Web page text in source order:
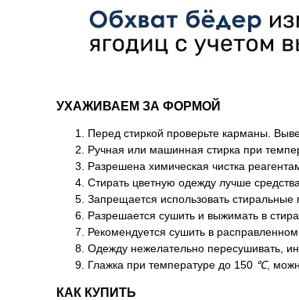
УХАЖИВАЕМ ЗА ФОРМОЙ
Перед стиркой проверьте карманы.
Ручная или машинная стирка при
Разрешена химическая чистка
Стирать цветную одежду лучше
Запрещается использовать
Разрешается сушить и выжимать в
Рекомендуется сушить в расправленном
Одежду нежелательно пересушивать,
Глажка при температуре до 150 ℃,
КАК КУПИТЬ